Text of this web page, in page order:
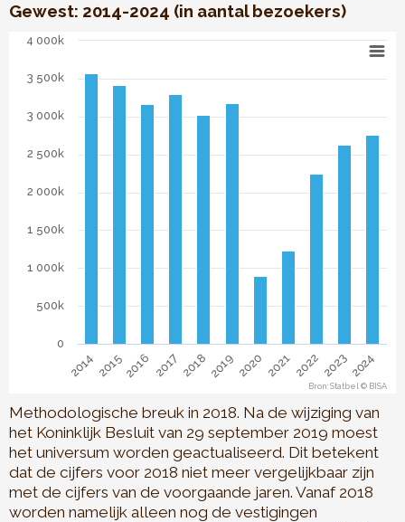
Gewest: 2014-2024 (in aantal bezoekers)
Bezoekers in Brusselse bioscopen
Vergelijking in de tijd van het aantal bezoekers in
The chart has 1 X axis displaying categories. Data range:
The chart has 1 Y axis displaying . Data ranges from
2014 20152016 2017 2018 2019 2020 2021 202220232024
0
500k
1 000k
1 500k
2 000k
2 500k
3 000k
3 500k
4 000k
Bron: Statbel © BISA
Methodologische breuk in 2018. Na de wijziging van
het Koninklijk Besluit van 29 september 2019 moest
het universum worden geactualiseerd. Dit betekent
dat de cijfers voor 2018 niet meer vergelijkbaar zijn
met de cijfers van de voorgaande jaren. Vanaf 2018
worden namelijk alleen nog de vestigingen